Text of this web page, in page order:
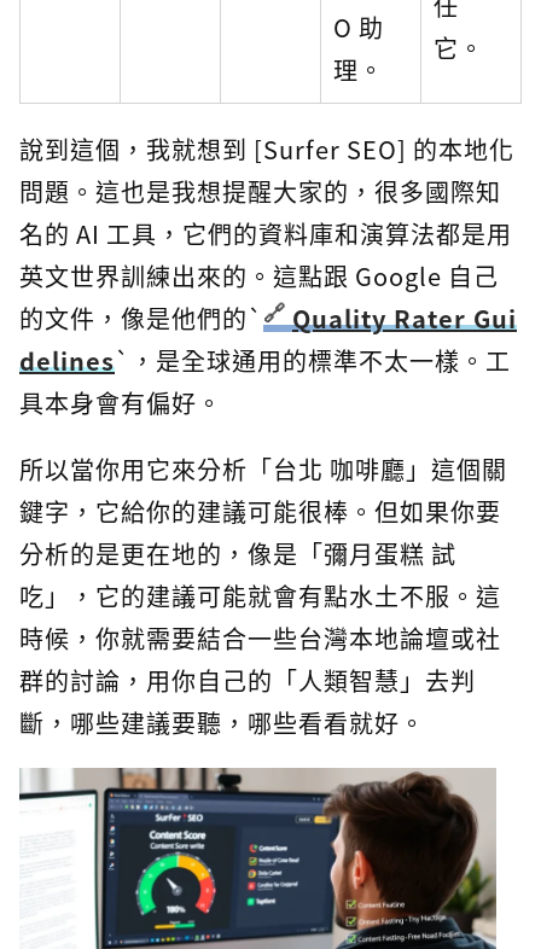
O 助
理。
它。
說到這個，我就想到 [Surfer SEO] 的本地化
問題。這也是我想提醒大家的，很多國際知
名的 AI 工具，它們的資料庫和演算法都是用
英文世界訓練出來的。這點跟 Google 自己
的文件，像是他們的`
Quality Rater Gui
delines`，是全球通用的標準不太一樣。工
具本身會有偏好。
所以當你用它來分析「台北 咖啡廳」這個關
鍵字，它給你的建議可能很棒。但如果你要
分析的是更在地的，像是「彌月蛋糕 試
吃」，它的建議可能就會有點水土不服。這
時候，你就需要結合一些台灣本地論壇或社
群的討論，用你自己的「人類智慧」去判
斷，哪些建議要聽，哪些看看就好。